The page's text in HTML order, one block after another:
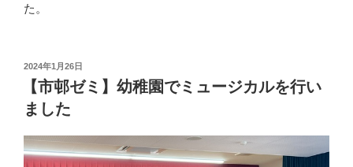
た。
投
日:
2024年1月26日
【市邨ゼミ】幼稚園でミュージカルを行い
ました